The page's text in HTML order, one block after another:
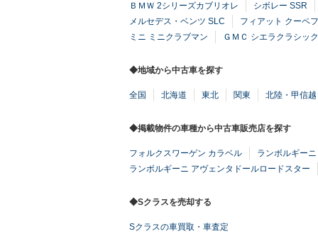
ＢＭＷ 2シリーズカブリオレ
シボレー SSR
メルセデス・ベンツ SLC
フィアット クーペ
ミニ ミニクラブマン
ＧＭＣ シエラクラシック
◆地域から中古車を探す
全国 北海道 東北 関東 北陸・甲信越
◆掲載物件の車種から中古車販売店を探す
フォルクスワーゲン カラベル
ランボルギー
ランボルギーニ アヴェンタドールロードスター
◆Sクラスを売却する
Sクラスの車買取・車査定